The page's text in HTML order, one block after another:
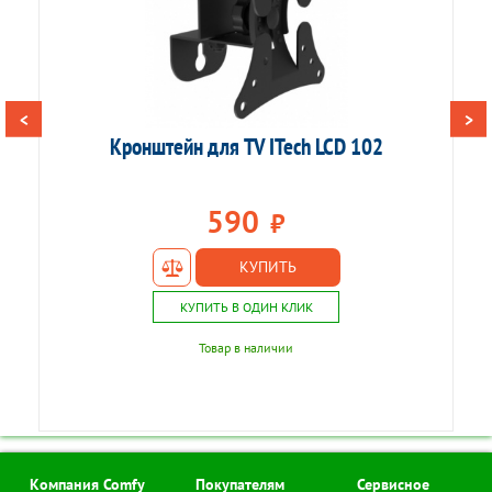
Кронштейн для TV ITech LCD 102
590 ₽
КУПИТЬ
КУПИТЬ В ОДИН КЛИК
Товар в наличии
< >
Компания Comfy Покупателям Сервисное